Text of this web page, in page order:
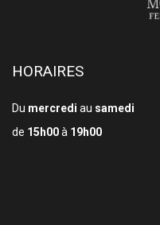
HORAIRES
Du mercredi au samedi
de 15h00à 19h00